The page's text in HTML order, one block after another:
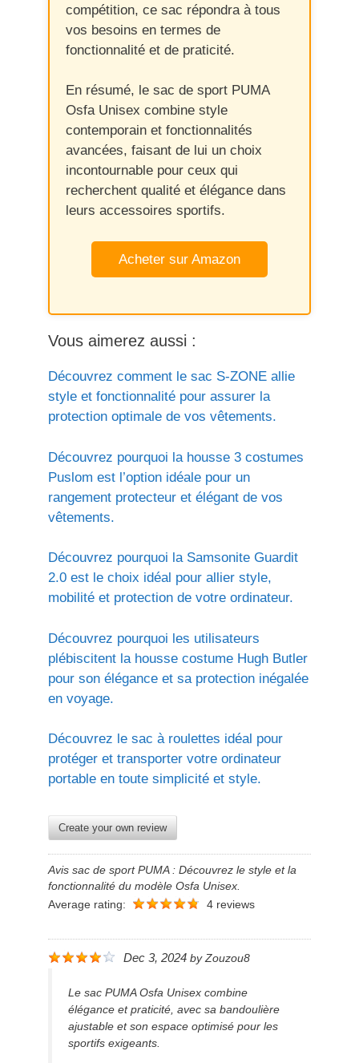
compétition, ce sac répondra à tous
vos besoins en termes de
fonctionnalité et de praticité.
En résumé, le sac de sport PUMA
Osfa Unisex combine style
contemporain et fonctionnalités
avancées, faisant de lui un choix
incontournable pour ceux qui
recherchent qualité et élégance dans
leurs accessoires sportifs.
Acheter sur Amazon
Vous aimerez aussi :
Découvrez comment le sac S-ZONE allie
style et fonctionnalité pour assurer la
protection optimale de vos vêtements.
Découvrez pourquoi la housse 3 costumes
Puslom est l’option idéale pour un
rangement protecteur et élégant de vos
vêtements.
Découvrez pourquoi la Samsonite Guardit
2.0 est le choix idéal pour allier style,
mobilité et protection de votre ordinateur.
Découvrez pourquoi les utilisateurs
plébiscitent la housse costume Hugh Butler
pour son élégance et sa protection inégalée
en voyage.
Découvrez le sac à roulettes idéal pour
protéger et transporter votre ordinateur
portable en toute simplicité et style.
Create your own review
Avis sac de sport PUMA : Découvrez le style et la
fonctionnalité du modèle Osfa Unisex.
Average rating:
4 reviews
Dec 3, 2024 by Zouzou8
Le sac PUMA Osfa Unisex combine
élégance et praticité, avec sa bandoulière
ajustable et son espace optimisé pour les
sportifs exigeants.